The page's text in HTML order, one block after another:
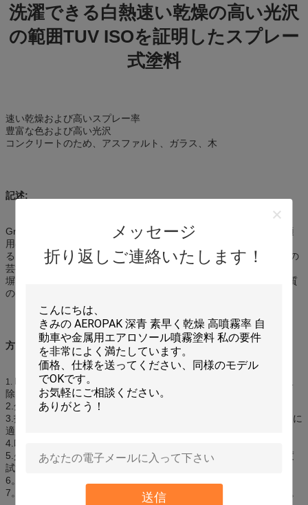
メッセージ
折り返しご連絡いたします！
送信
洗濯できる白熱速い乾燥の高い光沢
の範囲TUV ISOを証明したスプレー
式塗料
速い乾燥および高いスプレー率
豊富な色および高い光沢
コンクリートのため、アスファルト、ガラス、木
記述:
Graffiti大尉のスプレー式塗料は内部および外部表面の広い範囲の適
用のための手持ち型の加圧缶からの噴霧のために特に作り出され
る。ドゥー・イット・ユアセルフの絵画およびModern-day落書きの
芸術の機会のために完全なコンクリート、金属、食器棚、ゲート、
塀、キャンバスおよび等の使用のためのIdear。いろいろな色、良質
のペンキで利用できる。スプレー容器のポータブル。
方向:
1. 吹きかかるべき表面からオイル、土、水汚れおよび塵を完全に取
除きなさい。
2.分吹きかかる前に約半分のために缶をよく揺すりなさい。
3.指定色がよく一致することを確かめるために見えない部分で最初に
適用しなさい
4.吹きかかるべき
5.少しペンキかガスだけの場合には、ノズル180°をおよびもう一度
試すために回しなさい。
6。噴霧の間に、45°の対頂角内の缶を真っ直ぐに保ちなさい。
7。数秒間逆さまに噴霧による使用、明らかに弁およびノズルの後。